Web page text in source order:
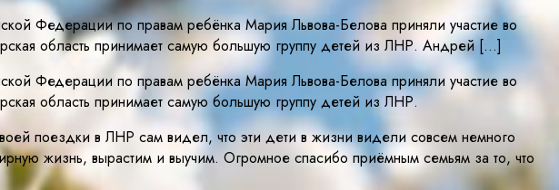
Федерации по правам ребёнка Мария Львова-Белова приняли участие во
область принимает самую большую группу детей из ЛНР. Андрей […]
Федерации по правам ребёнка Мария Львова-Белова приняли участие во
область принимает самую большую группу детей из ЛНР.
поездки в ЛНР сам видел, что эти дети в жизни видели совсем немного
жизнь, вырастим и выучим. Огромное спасибо приёмным семьям за то, что